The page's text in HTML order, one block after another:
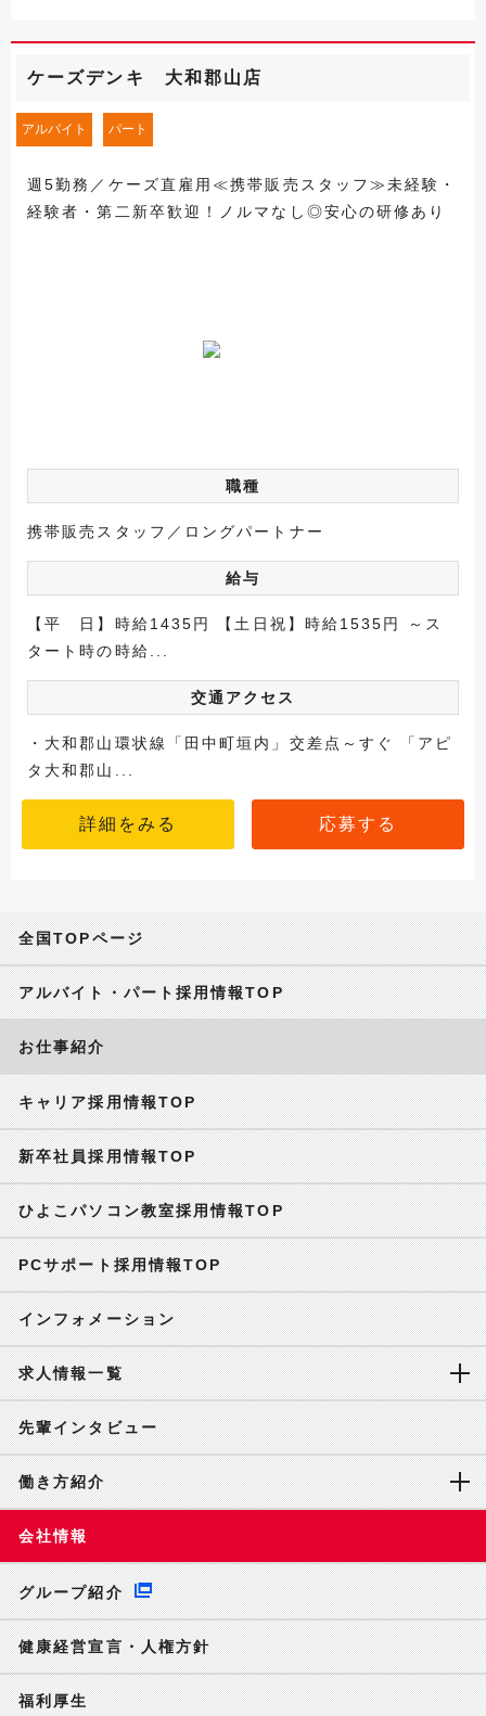
ケーズデンキ 大和郡山店
アルバイト パート
週5勤務／ケーズ直雇用≪携帯販売スタッフ≫未経験・
経験者・第二新卒歓迎！ノルマなし◎安心の研修あり
職種
携帯販売スタッフ／ロングパートナー
給与
【平 日】時給1435円 【土日祝】時給1535円 ～ス
タート時の時給...
交通アクセス
・大和郡山環状線「田中町垣内」交差点～すぐ 「アピ
タ大和郡山...
詳細をみる 応募する
全国TOPページ
アルバイト・パート採用情報TOP
お仕事紹介
キャリア採用情報TOP
新卒社員採用情報TOP
ひよこパソコン教室採用情報TOP
PCサポート採用情報TOP
インフォメーション
求人情報一覧
先輩インタビュー
働き方紹介
会社情報
グループ紹介
健康経営宣言・人権方針
福利厚生